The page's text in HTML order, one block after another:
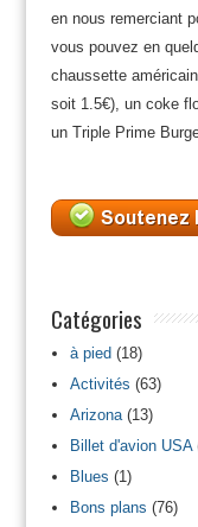
en nous remerciant
vous pouvez en
chaussette
soit 1.5€), un coke
un Triple Prime
Catégories
à pied(18)
Activités (63)
Arizona(13)
Billet d'avion USA
Blues (1)
Bons plans (76)